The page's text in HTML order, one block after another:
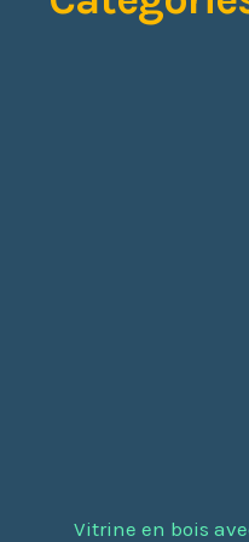
Vitrine en bois